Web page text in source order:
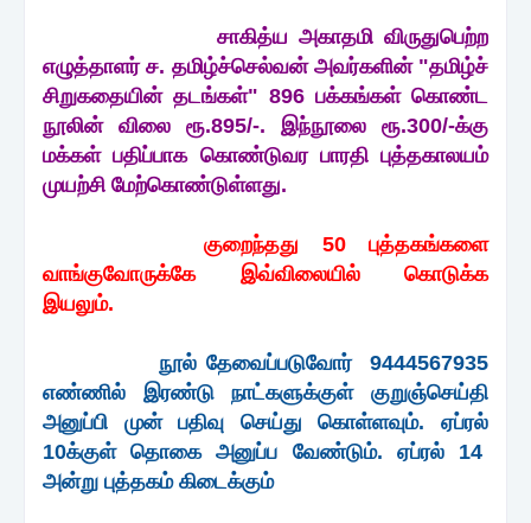
சாகித்ய அகாதமி விருதுபெற்ற
எழுத்தாளர் ச. தமிழ்ச்செல்வன் அவர்களின் "தமிழ்ச்
சிறுகதையின் தடங்கள்" 896 பக்கங்கள் கொண்ட
நூலின் விலை ரூ.895/-. இந்நூலை ரூ.300/-க்கு
மக்கள் பதிப்பாக கொண்டுவர பாரதி புத்தகாலயம்
முயற்சி மேற்கொண்டுள்ளது.
குறைந்தது 50 புத்தகங்களை
வாங்குவோருக்கே இவ்விலையில் கொடுக்க
இயலும்.
நூல் தேவைப்படுவோர் 9444567935
எண்ணில் இரண்டு நாட்களுக்குள் குறுஞ்செய்தி
அனுப்பி முன் பதிவு செய்து கொள்ளவும். ஏப்ரல்
10க்குள் தொகை அனுப்ப வேண்டும். ஏப்ரல் 14
அன்று புத்தகம் கிடைக்கும்